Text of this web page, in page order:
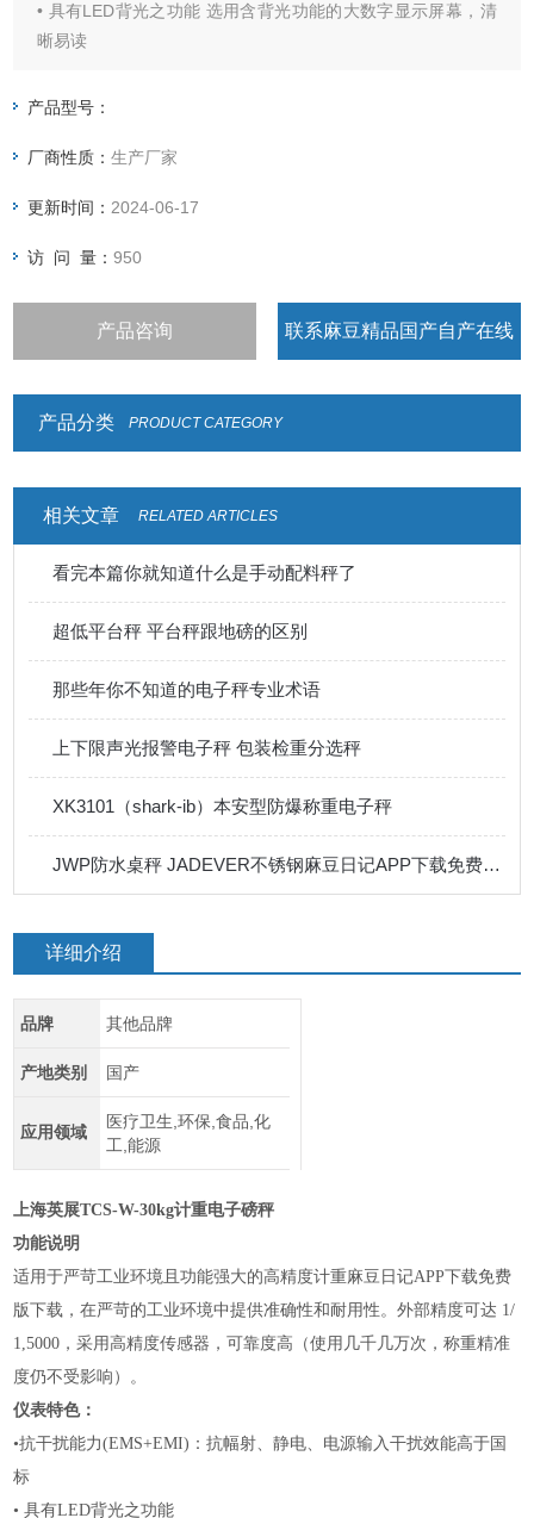
• 具有LED背光之功能 选用含背光功能的大数字显示屏幕，清
晰易读
功能具有重量累计，重量检校(High、Low、
过载保护之功具有多种单位选择
产品型号：
厂商性质：生产厂家
更新时间： 2024-06-17
访 问 量：950
产品咨询 联系麻豆精品国产自产在线
产品分类
PRODUCT CATEGORY
相关文章 RELATED ARTICLES
看完本篇你就知道什么是手动配料秤了
超低平台秤 平台秤跟地磅的区别
那些年你不知道的电子秤专业术语
上下限声光报警电子秤 包装检重分选秤
XK3101（shark-ib）本安型防爆称重电子秤
JWP防水桌秤 JADEVER不锈钢麻豆日记APP下载免费版下载
详细介绍
品牌 其他品牌
产地类别 国产
应用领域
医疗卫生,环保,食品,化
工,能源
上海英展TCS-W-30kg计重电子磅秤
功能说明
适用于严苛工业环境且功能强大的高精度计重麻豆日记APP下载免费
版下载，在严苛的工业环境中提供准确性和耐用性。外部精度可达 1/
1,5000，采用高精度传感器，可靠度高（使用几千几万次，称重精准
度仍不受影响）。
仪表特色：
•抗干扰能力(EMS+EMI)：抗幅射、静电、电源输入干扰效能高于国
标
• 具有LED背光之功能